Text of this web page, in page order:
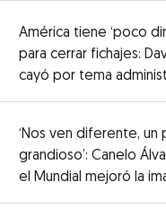
América tiene ‘poco
para cerrar fichajes:
cayó por tema
‘Nos ven diferente, un
grandioso’: Canelo
el Mundial mejoró la
MéxicoOpens in new